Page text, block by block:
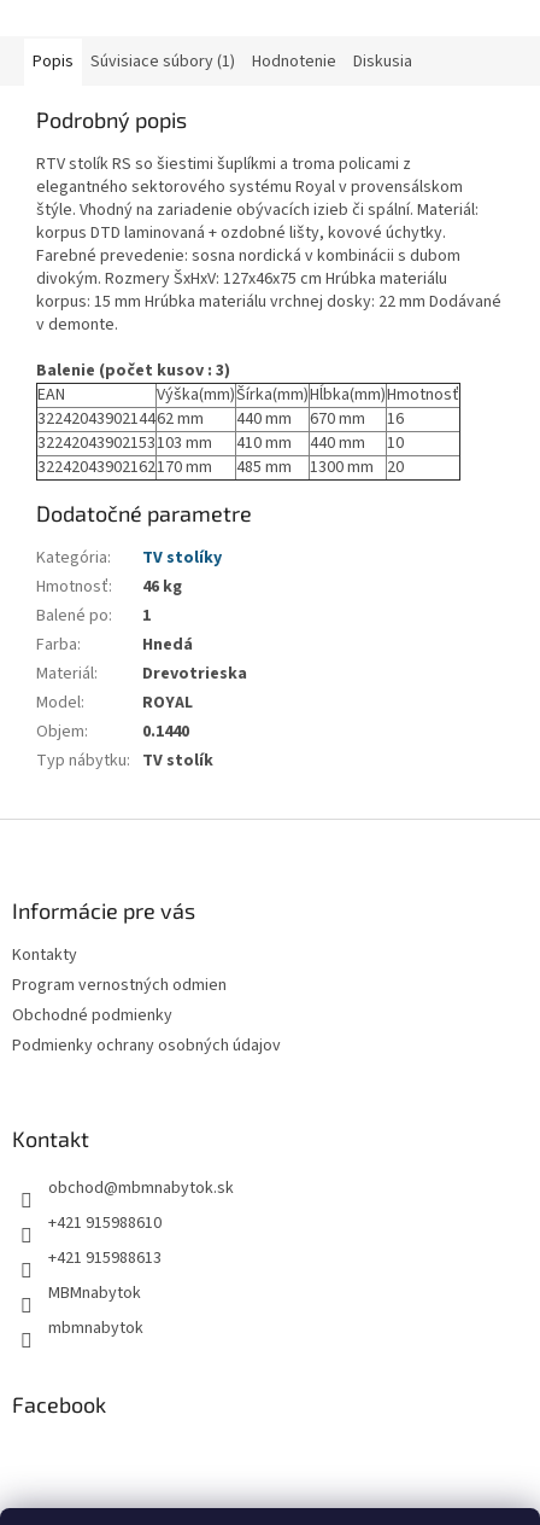
Popis Súvisiace súbory (1) Hodnotenie Diskusia
Podrobný popis
RTV stolík RS so šiestimi šuplíkmi a troma policami z
elegantného sektorového systému Royal v provensálskom
štýle. Vhodný na zariadenie obývacích izieb či spální. Materiál:
korpus DTD laminovaná + ozdobné lišty, kovové úchytky.
Farebné prevedenie: sosna nordická v kombinácii s dubom
divokým. Rozmery ŠxHxV: 127x46x75 cm Hrúbka materiálu
korpus: 15 mm Hrúbka materiálu vrchnej dosky: 22 mm Dodávané
v demonte.
Balenie (počet kusov : 3)
EAN
Výška(mm)Šírka(mm)Hĺbka(mm)Hmotnosť
3224204390214462 mm 440 mm 670 mm
16
32242043902153103 mm 410 mm 440 mm
10
32242043902162170 mm 485 mm 1300 mm 20
Dodatočné parametre
Kategória:
TV stolíky
Hmotnosť:
46 kg
Balené po:
1
Farba:
Hnedá
Materiál:
Drevotrieska
Model:
ROYAL
Objem:
0.1440
Typ nábytku: TV stolík
Informácie pre vás
Kontakty
Program vernostných odmien
Obchodné podmienky
Podmienky ochrany osobných údajov
Kontakt
obchod@mbmnabytok.sk
+421 915988610
+421 915988613
MBMnabytok
mbmnabytok
Facebook
Nákupný košík